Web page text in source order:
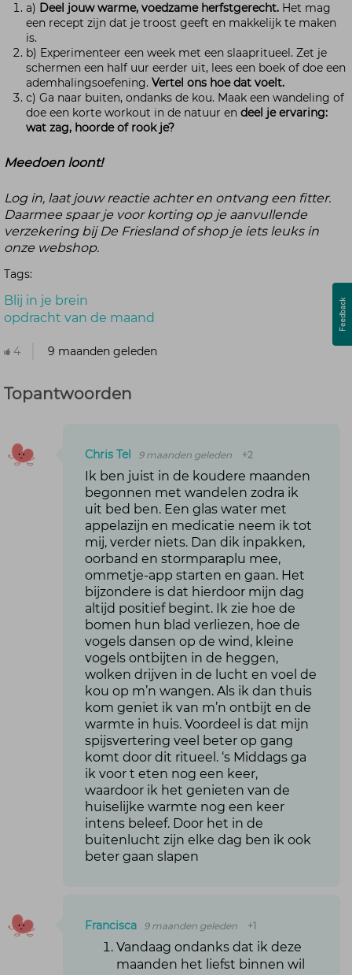
a) Deel jouw warme, voedzame herfstgerecht. Het mag
een recept zijn dat je troost geeft en makkelijk te maken
is.
b) Experimenteer een week met een slaapritueel. Zet je
schermen een half uur eerder uit, lees een boek of doe een
ademhalingsoefening. Vertel ons hoe dat voelt.
c) Ga naar buiten, ondanks de kou. Maak een wandeling of
doe een korte workout in de natuur en deel je ervaring:
wat zag, hoorde of rook je?
Meedoen loont!
Log in, laat jouw reactie achter en ontvang een fitter.
Daarmee spaar je voor korting op je aanvullende
verzekering bij De Friesland of shop je iets leuks in
onze webshop.
Tags:
Blij in je brein
opdracht van de maand
4 9 maanden geleden
Topantwoorden
Chris Tel 9 maanden geleden +2
Ik ben juist in de koudere maanden
begonnen met wandelen zodra ik
uit bed ben. Een glas water met
appelazijn en medicatie neem ik tot
mij, verder niets. Dan dik inpakken,
oorband en stormparaplu mee,
ommetje-app starten en gaan. Het
bijzondere is dat hierdoor mijn dag
altijd positief begint. Ik zie hoe de
bomen hun blad verliezen, hoe de
vogels dansen op de wind, kleine
vogels ontbijten in de heggen,
wolken drijven in de lucht en voel de
kou op m’n wangen. Als ik dan thuis
kom geniet ik van m’n ontbijt en de
warmte in huis. Voordeel is dat mijn
spijsvertering veel beter op gang
komt door dit ritueel. ‘s Middags ga
ik voor t eten nog een keer,
waardoor ik het genieten van de
huiselijke warmte nog een keer
intens beleef. Door het in de
buitenlucht zijn elke dag ben ik ook
beter gaan slapen
Francisca 9 maanden geleden +1
Vandaag ondanks dat ik deze
maanden het liefst binnen wil